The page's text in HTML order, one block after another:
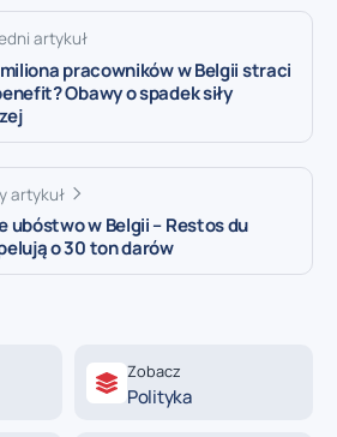
artykuł
pracowników w Belgii straci
Obawy o spadek siły
artykuł
ubóstwo w Belgii – Restos du
o 30 ton darów
Zobacz
Polityka